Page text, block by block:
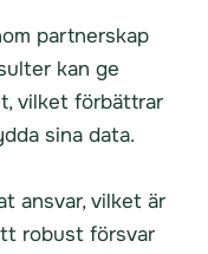
partnerskap
kan ge
vilket förbättrar
sina data.
ansvar, vilket är
robust försvar